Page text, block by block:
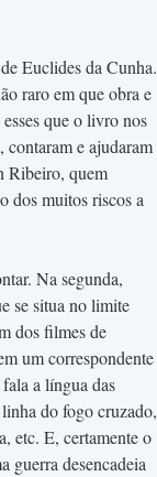
Euclides da Cunha.
raro em que obra e
que o livro nos
contaram e ajudaram
Ribeiro, quem
dos muitos riscos a
Na segunda,
se situa no limite
dos filmes de
um correspondente
a língua das
do fogo cruzado,
etc. E, certamente o
guerra desencadeia